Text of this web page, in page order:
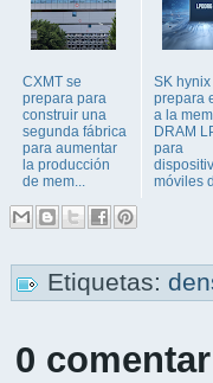
CXMT se
prepara para
construir una
segunda fábrica
para aumentar
la producción
de mem...
SK
prepara
a la
DRAM
para
móviles
Etiquetas:
0